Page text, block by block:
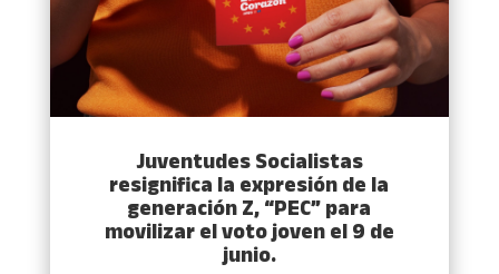
Juventudes Socialistas
resignifica la expresión de la
generación Z, “PEC” para
movilizar el voto joven el 9 de
junio.